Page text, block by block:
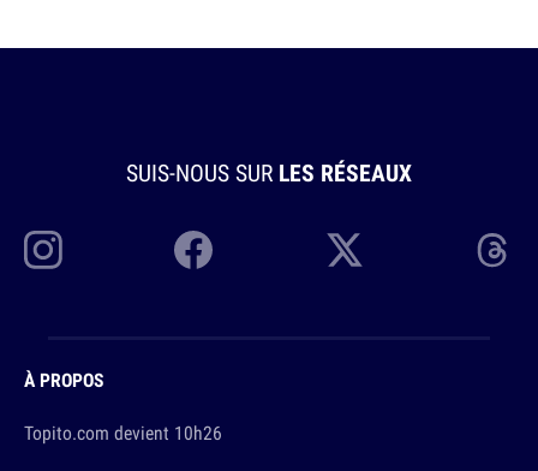
SUIS-NOUS SUR LES RÉSEAUX
À PROPOS
Topito.com devient 10h26